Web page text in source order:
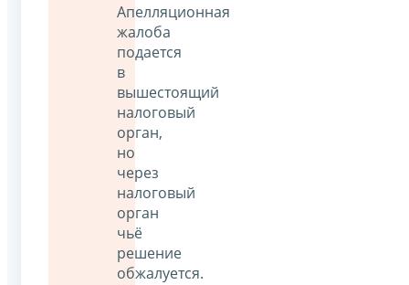
Апелляционная
жалоба
подается
в
вышестоящий
налоговый
орган,
но
через
налоговый
орган
чьё
решение
обжалуется.